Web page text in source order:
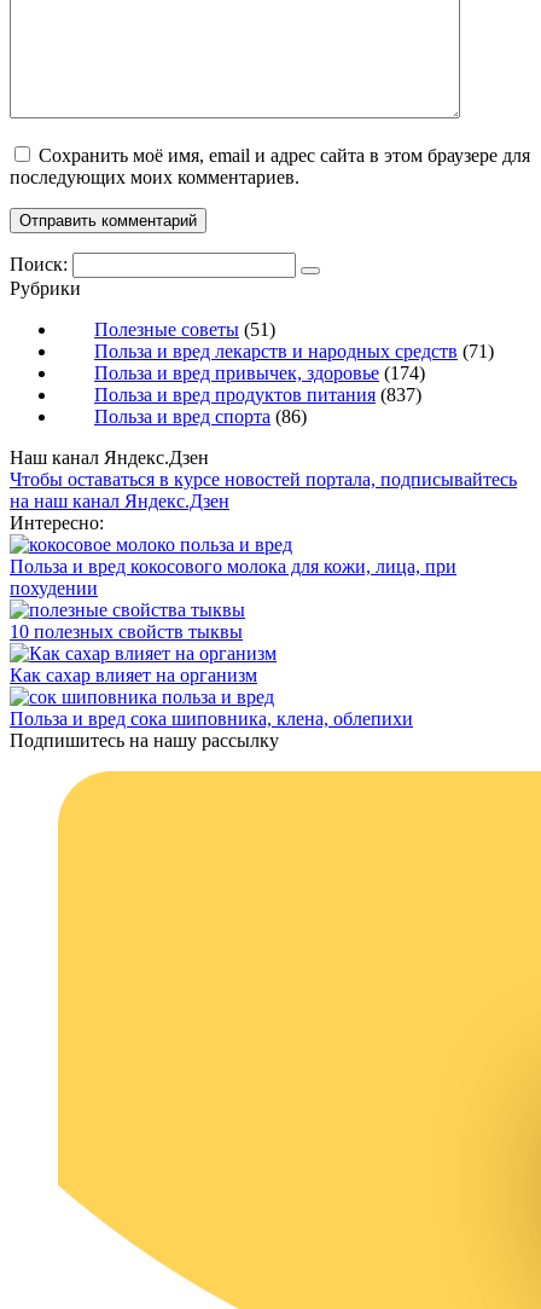
Сохранить моё имя, email и адрес сайта в этом браузере для
последующих моих комментариев.
Поиск:
Рубрики
Полезные советы (51)
Польза и вред лекарств и народных средств (71)
Польза и вред привычек, здоровье (174)
Польза и вред продуктов питания (837)
Польза и вред спорта (86)
Наш канал Яндекс.Дзен
Чтобы оставаться в курсе новостей портала, подписывайтесь
на наш канал Яндекс.Дзен
Интересно:
Польза и вред кокосового молока для кожи, лица, при
похудении
10 полезных свойств тыквы
Как сахар влияет на организм
Польза и вред сока шиповника, клена, облепихи
Подпишитесь на нашу рассылку